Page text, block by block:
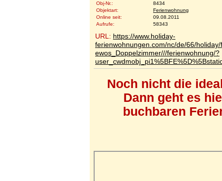
Obj-Nr.:
8434
Objektart:
Ferienwohnung
Online seit:
09.08.2011
Aufrufe:
58343
URL: https://www.holiday-
ferienwohnungen.com/nc/de/66/
ewos_Doppelzimmer///ferienwohnung/?
Noch nicht die
Dann geht es
buchbaren